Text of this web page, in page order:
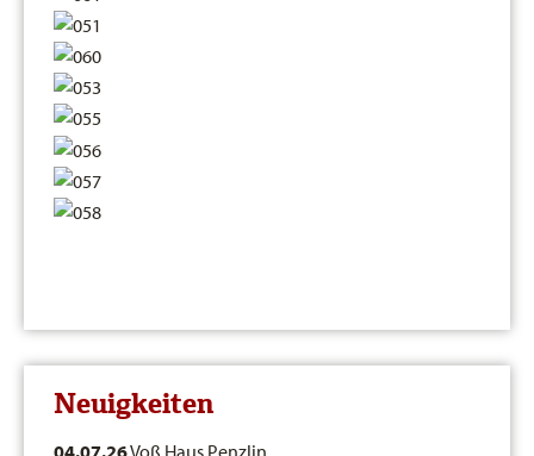
Neuigkeiten
04.07.26Voß Haus Penzlin